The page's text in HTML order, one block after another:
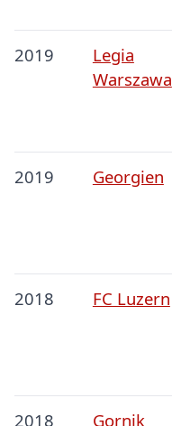
2019
Legia
Warszawa
2019 Georgien
2018 FC Luzern
2018
Gornik